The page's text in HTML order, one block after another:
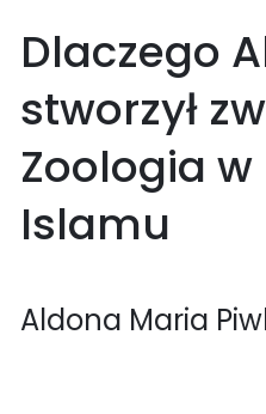
Dlaczego
stworzył
Zoologia
Islamu
Aldona Maria